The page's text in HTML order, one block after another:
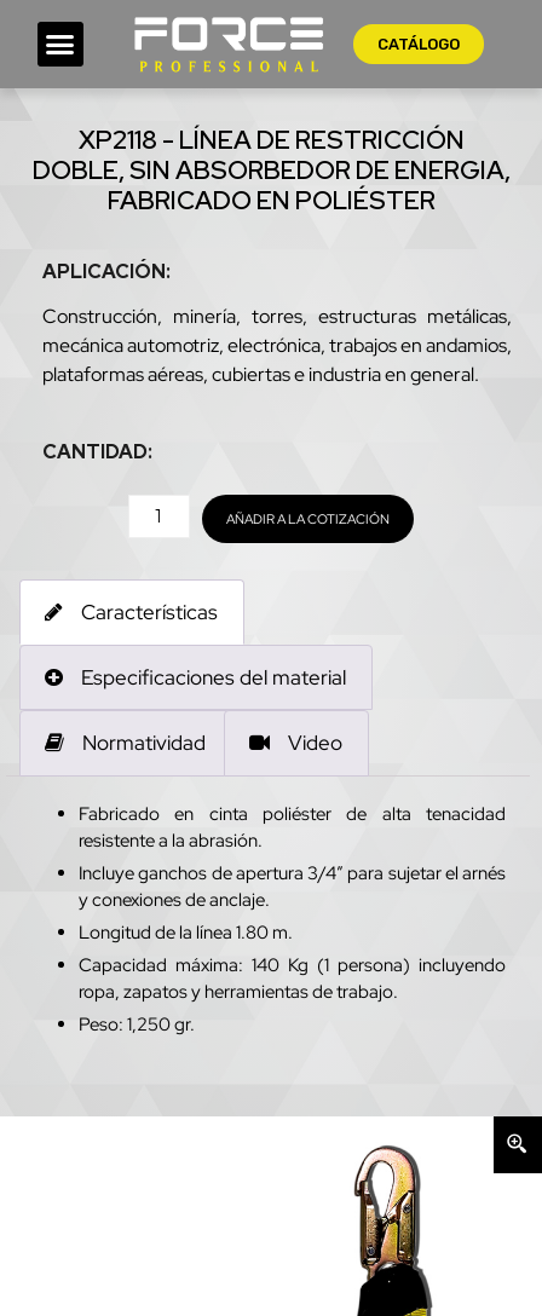
CATÁLOGO
XP2118 - LÍNEA DE RESTRICCIÓN
DOBLE, SIN ABSORBEDOR DE ENERGIA,
FABRICADO EN POLIÉSTER
APLICACIÓN:
Construcción, minería, torres, estructuras metálicas,
mecánica automotriz, electrónica, trabajos en andamios,
plataformas aéreas, cubiertas e industria en general.
CANTIDAD:
AÑADIR A LA COTIZACIÓN
Características
Especificaciones del material
Normatividad Video
Fabricado en cinta poliéster de alta tenacidad
resistente a la abrasión.
Incluye ganchos de apertura 3/4” para sujetar el arnés
y conexiones de anclaje.
Longitud de la línea 1.80 m.
Capacidad máxima: 140 Kg (1 persona) incluyendo
ropa, zapatos y herramientas de trabajo.
Peso: 1,250 gr.